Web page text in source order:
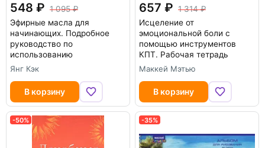
548
1 095
Эфирные масла для
начинающих. Подробное
руководство по
использованию
Янг Кэк
В корзину
657
1 314
Исцеление от
эмоциональной боли с
помощью инструментов
КПТ. Рабочая тетрадь
Маккей Мэтью
В корзину
-50% -35%